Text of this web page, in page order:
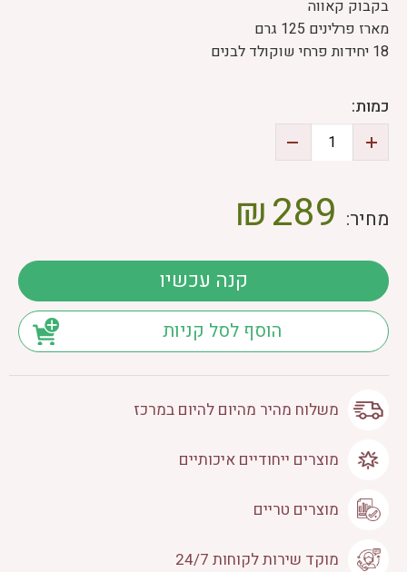
בקבוק קאווה
מארז פרלינים 125 גרם
18 יחידות פרחי שוקולד לבנים
כמות:
מחיר: 289
₪
קנה עכשיו
הוסף לסל קניות
משלוח מהיר מהיום להיום במרכז
מוצרים ייחודיים איכותיים
מוצרים טריים
מוקד שירות לקוחות 24/7